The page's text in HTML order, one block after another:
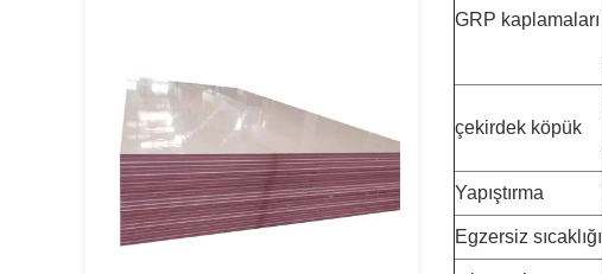
GRP kaplamaları
çekirdek köpük
Yapıştırma
Egzersiz sıcaklığı